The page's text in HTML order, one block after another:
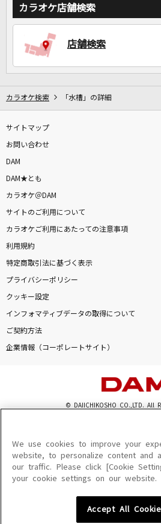
カラオケ店舗検索
店舗検索
カラオケ検索 「水槽」の詳細
サイトマップ
お問い合わせ
DAM
DAM★とも
カラオケ＠DAM
サイトのご利用について
カラオケご利用にあたっての注意事項
利用規約
特定商取引法に基づく表示
プライバシーポリシー
クッキー設定
インフォマティブデータの取得について
ご契約方法
企業情報（コーポレートサイト）
© DAIICHIKOSHO CO.,LTD. All
このサイトに掲載されている一切の文章・画像・
を問わず、著作権法の定める範囲を超えて無断で
を禁じます。
楽曲及びコンテンツは、機種によりご利用いただけ
楽曲及びコンテンツの配信日、配信内容が変更にな
We use cookies to improve your
website, to personalize content and
our traffic. Please click [Cookie
your cookie settings on our website.
Accept All